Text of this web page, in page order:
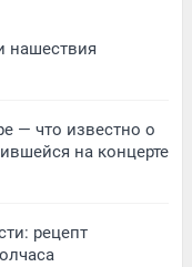
нашествия
— что известно о
на концерте
рецепт